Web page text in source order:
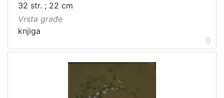
32 str. ; 22 cm
Vrsta građe
knjiga
9